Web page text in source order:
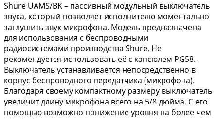
Shure UAMS/BK – пассивный модульный выключатель
звука, который позволяет исполнителю моментально
заглушить звук микрофона. Модель предназначена
для использования с беспроводными
радиосистемами производства Shure. Не
рекомендуется использовать её с капсюлем PG58.
Выключатель устанавливается непосредственно в
корпус беспроводного передатчика (микрофона).
Благодаря своему компактному размеру выключатель
увеличит длину микрофона всего на 5/8 дюйма. С его
помощью возможно понижение уровня на более чем